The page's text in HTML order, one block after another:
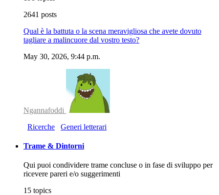
2641 posts
Qual è la battuta o la scena meravigliosa che avete dovuto
tagliare a malincuore dal vostro testo?
May 30, 2026, 9:44 p.m.
Ngannafoddi
Ricerche
Generi letterari
Trame & Dintorni
Qui puoi condividere trame concluse o in fase di sviluppo per
ricevere pareri e/o suggerimenti
15 topics